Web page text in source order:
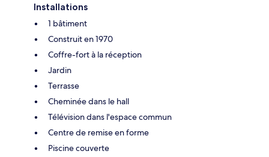
Installations
1 bâtiment
Construit en 1970
Coffre-fort à la réception
Jardin
Terrasse
Cheminée dans le hall
Télévision dans l'espace commun
Centre de remise en forme
Piscine couverte